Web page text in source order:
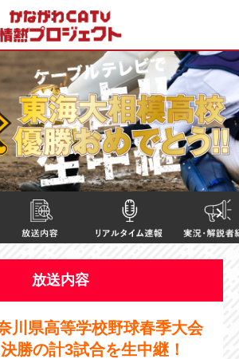
keyboard_arrow_right
放送内容
川県高等学校野球春季大会
勝の計3試合を生中継！